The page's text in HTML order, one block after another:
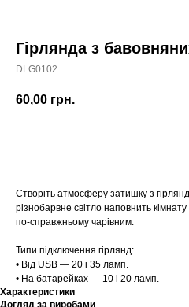
Гірлянда з
DLG0102
60,00 грн.
Створіть атмосферу затишку з
різнобарвне світло наповнить
по-справжньому чарівним.
Типи підключення гірлянд:
• Від USB — 20 і 35 ламп.
• На батарейках — 10 і 20 ламп.
Характеристики